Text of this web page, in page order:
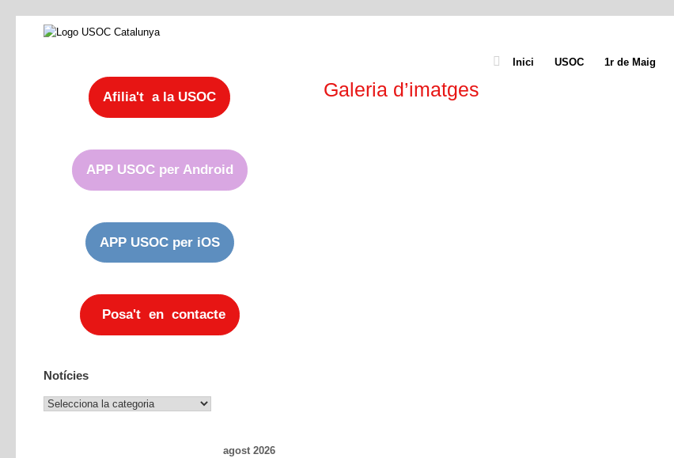
Inici USOC 1r de Maig
Galeria d’imatges
Afilia't a la USOC
APP USOC per Android
APP USOC per iOS
Posa't en contacte
Notícies
Notícies
agost 2026